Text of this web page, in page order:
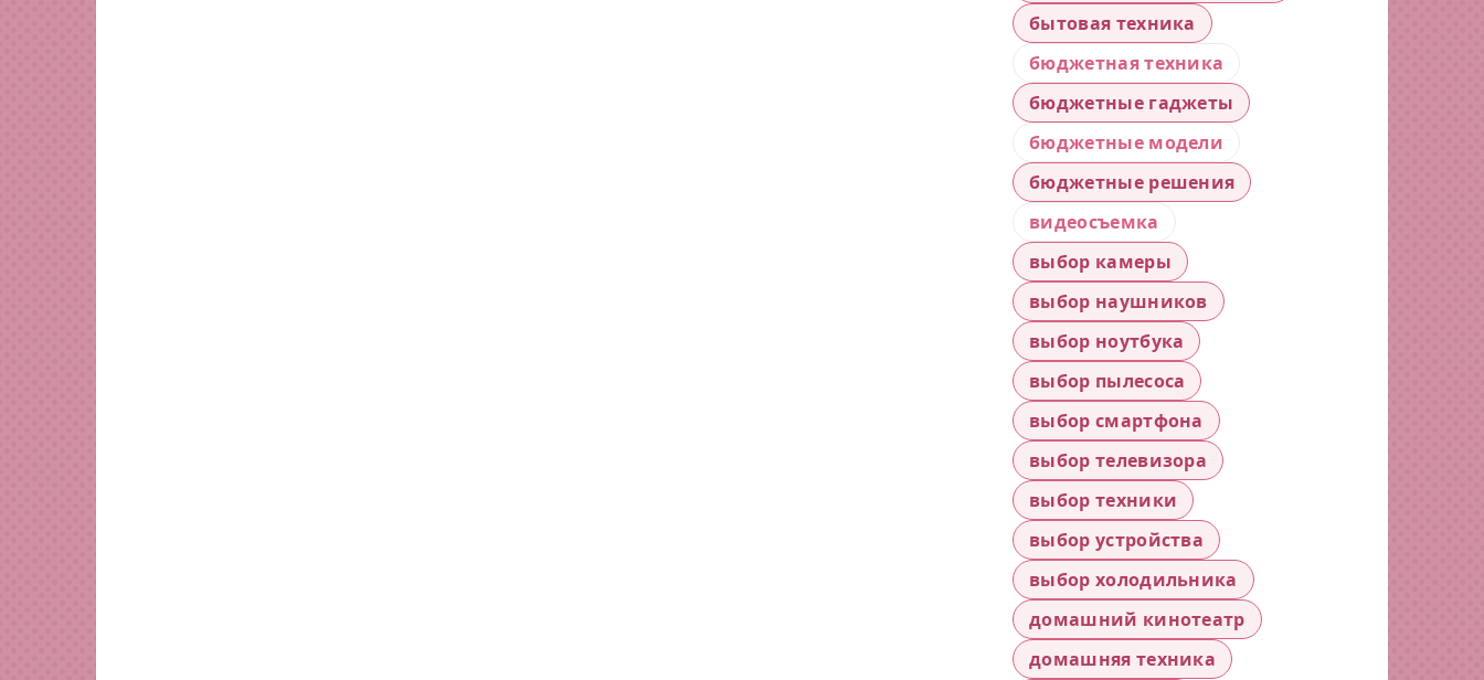
бытовая техника
бюджетная техника
бюджетные гаджеты
бюджетные модели
бюджетные решения
видеосъемка
выбор камеры
выбор наушников
выбор ноутбука
выбор пылесоса
выбор смартфона
выбор телевизора
выбор техники
выбор устройства
выбор холодильника
домашний кинотеатр
домашняя техника